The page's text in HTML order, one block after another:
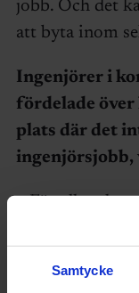
Samtycke
jobb. Och det
att byta inom
Ingenjörer i
fördelade över
plats där det
ingenjörsjobb,
Möjligheterna